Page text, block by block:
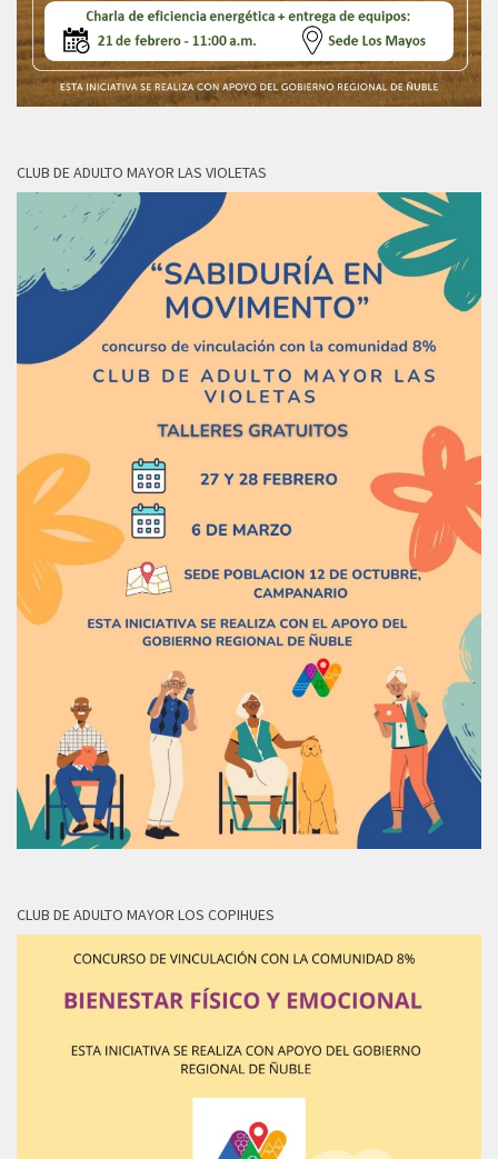
CLUB DE ADULTO MAYOR LAS VIOLETAS
CLUB DE ADULTO MAYOR LOS COPIHUES